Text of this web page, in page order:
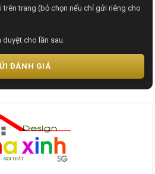
trang (bỏ chọn nếu chỉ gửi riêng cho
duyệt cho lần sau.
ĐÁNH GIÁ